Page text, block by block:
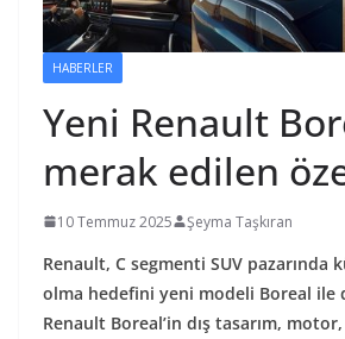
HABERLER
Yeni Renault
merak edilen
10 Temmuz 2025 Şeyma Taşkıran
Renault, C segmenti SUV pazarında
olma hedefini yeni modeli Boreal ile
Renault Boreal’in dış tasarım,